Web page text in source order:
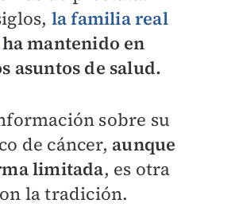
la familia real
ha mantenido en
asuntos de salud.
sobre su
de cáncer, aunque
limitada, es otra
la tradición.